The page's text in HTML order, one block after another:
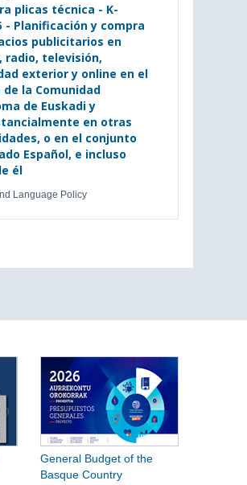
plicas técnica - K-
- Planificación y compra
publicitarios en
radio, televisión,
exterior y online en el
la Comunidad
de Euskadi y
en otras
o en el conjunto
Español, e incluso
él
Language Policy
General Budget of the
Basque Country